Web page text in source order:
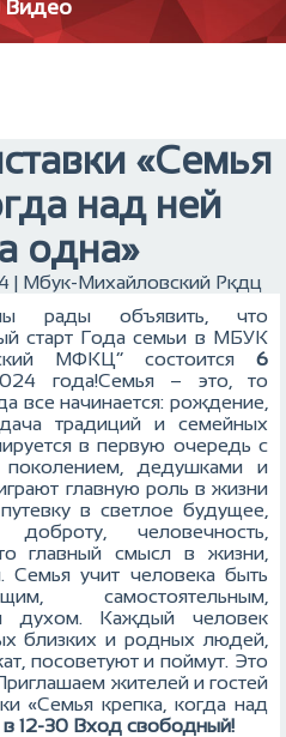
Видео
«Семья
над ней
одна»
| Мбук-Михайловский Ркдц
рады объявить, что
старт Года семьи в МБУК
МФКЦ” состоится 6
года!Семья – это, то
все начинается: рождение,
традиций и семейных
в первую очередь с
дедушками и
главную роль в жизни
в светлое будущее,
человечность,
главный смысл в жизни,
учит человека быть
самостоятельным,
духом. Каждый человек
близких и родных людей,
посоветуют и поймут. Это
жителей и гостей
«Семья крепка, когда над
12-30 Вход свободный!